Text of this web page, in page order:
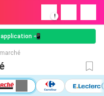
!
📲